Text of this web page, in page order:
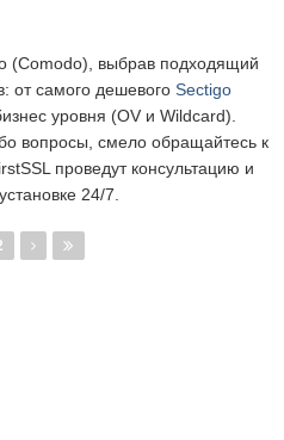
(Comodo), выбрав подходящий
от самого дешевого Sectigo
уровня (OV и Wildcard).
вопросы, смело обращайтесь к
проведут консультацию и
24/7.